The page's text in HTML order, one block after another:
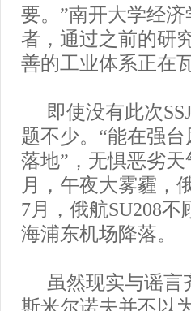
要。”南开大学经
者，通过之前的研
善的工业体系正在
即使没有此次
题不少。“能在强
落地”，无惧恶劣
月，午夜大雾霾，
7月，俄航SU208
海浦东机场降落。
虽然现实与谣言
斯米尔诺夫并不以